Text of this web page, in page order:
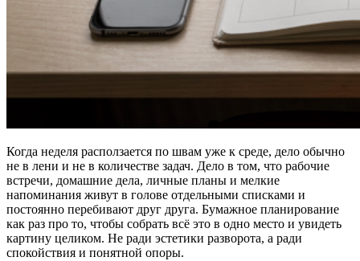
Когда неделя расползается по швам уже к среде, дело обычно
не в лени и не в количестве задач. Дело в том, что рабочие
встречи, домашние дела, личные планы и мелкие
напоминания живут в голове отдельными списками и
постоянно перебивают друг друга. Бумажное планирование
как раз про то, чтобы собрать всё это в одно место и увидеть
картину целиком. Не ради эстетики разворота, а ради
спокойствия и понятной опоры.